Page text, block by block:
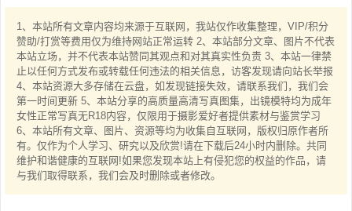
1、本站所有文章内容均来源于互联网，我站仅作收集整理，VIP/积分
赞助/打赏等费用仅为维持网站正常运转 2、本站部分文章、图片不代表
本站立场，并不代表本站赞同其观点和对其真实性负责 3、本站一律禁
止以任何方式发布或转载任何违法的相关信息，访客发现请向站长举报
4、本站资源大多存储在云盘，如发现链接失效，请联系我们，我们会
第一时间更新 5、本站分享的高质量高清写真图集，出镜模特均为成年
女性正常写真无R18内容，仅限用于摄影爱好者提供素材与鉴赏学习
6、本站所有文章、图片、资源等均为收集自互联网，版权归原作者所
有。仅作为个人学习、研究以及欣赏!请在下载后24小时内删除。共同
维护和谐健康的互联网!如果您发现本站上有侵犯您的权益的作品，请
与我们取得联系，我们会及时删除或者修改。